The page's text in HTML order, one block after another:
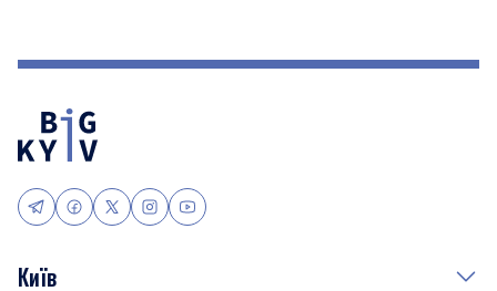
Київ